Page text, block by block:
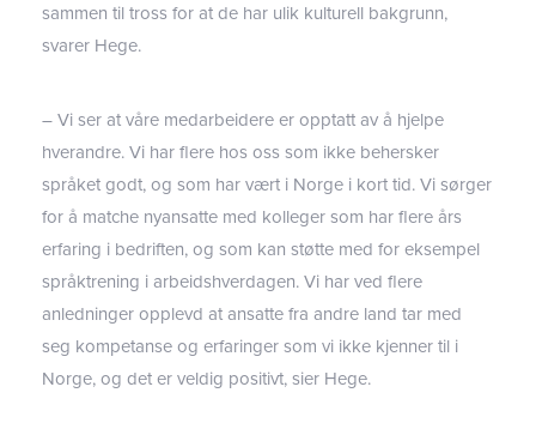
sammen til tross for at de har ulik kulturell bakgrunn,
svarer Hege.
– Vi ser at våre medarbeidere er opptatt av å hjelpe
hverandre. Vi har flere hos oss som ikke behersker
språket godt, og som har vært i Norge i kort tid. Vi sørger
for å matche nyansatte med kolleger som har flere års
erfaring i bedriften, og som kan støtte med for eksempel
språktrening i arbeidshverdagen. Vi har ved flere
anledninger opplevd at ansatte fra andre land tar med
seg kompetanse og erfaringer som vi ikke kjenner til i
Norge, og det er veldig positivt, sier Hege.